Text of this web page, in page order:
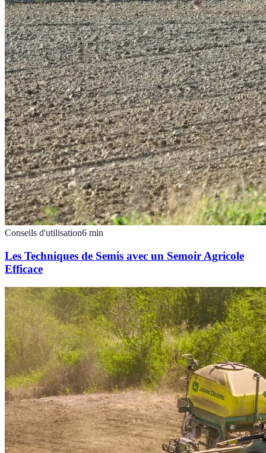
Conseils d'utilisation6 min
Les Techniques de Semis avec un Semoir Agricole
Efficace